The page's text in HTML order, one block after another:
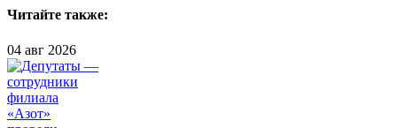
Читайте также:
04 авг 2026